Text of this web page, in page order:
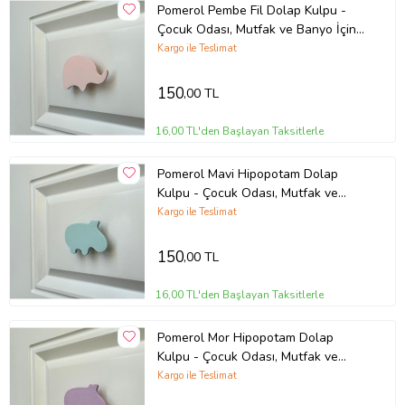
Pomerol Pembe Fil Dolap Kulpu -
Çocuk Odası, Mutfak ve Banyo İçin
Modern, Şık ve Dayanıklı Mobilya
Kargo ile Teslimat
150,00 TL
16,00 TL'den Başlayan Taksitlerle
Pomerol Mavi Hipopotam Dolap
Kulpu - Çocuk Odası, Mutfak ve
Banyo İçin Modern ve Dayanıklı
Kargo ile Teslimat
150,00 TL
16,00 TL'den Başlayan Taksitlerle
Pomerol Mor Hipopotam Dolap
Kulpu - Çocuk Odası, Mutfak ve
Banyo İçin Modern ve Dayanıklı
Kargo ile Teslimat